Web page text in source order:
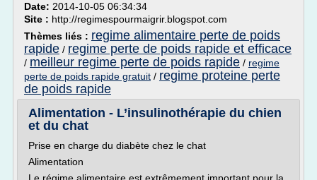
Date: 2014-10-05 06:34:34
Site : http://regimespourmaigrir.blogspot.com
Thèmes liés : regime alimentaire perte de poids
rapide / regime perte de poids rapide et efficace
/ meilleur regime perte de poids rapide / regime
perte de poids rapide gratuit / regime proteine perte
de poids rapide
Alimentation - L’insulinothérapie du chien
et du chat
Prise en charge du diabète chez le chat
Alimentation